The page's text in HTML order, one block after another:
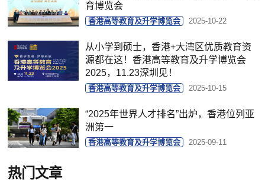
育博览会
香港高等教育及升学博览会 2025-10-22
从小学到硕士，香港+大湾区优质教育资
源都在这！香港高等教育及升学博览会
2025，11.23深圳见！
香港高等教育及升学博览会 2025-10-15
“2025年世界人才排名”出炉，香港位列亚
洲第一
香港高等教育及升学博览会 2025-09-11
热门文章